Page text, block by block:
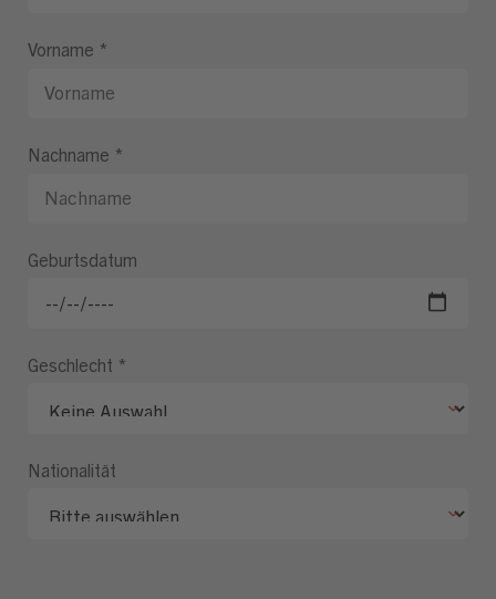
Vorname *
Nachname *
Geburtsdatum
Geschlecht *
Nationalität